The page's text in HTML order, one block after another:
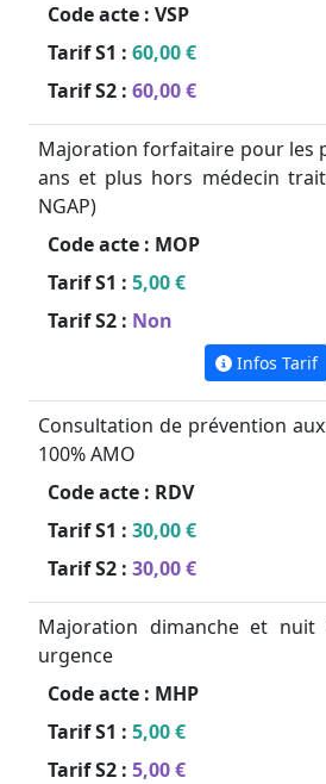
Code acte : VSP
Tarif S1 : 60,00 €
Tarif S2 : 60,00 €
Majoration forfaitaire pour les
ans et plus hors médecin
NGAP)
Code acte : MOP
Tarif S1 : 5,00 €
Tarif S2 : Non
Infos Tarif
Consultation de prévention
100% AMO
Code acte : RDV
Tarif S1 : 30,00 €
Tarif S2 : 30,00 €
Majoration dimanche et nuit
urgence
Code acte : MHP
Tarif S1 : 5,00 €
Tarif S2 : 5,00 €